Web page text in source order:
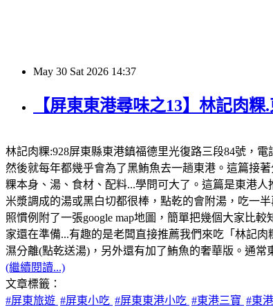
May 30 Sat 2026 14:37
【屏東東港尋味之13】林記肉
林記肉粿:928屏東縣東港鎮福德里光復路三段84號，
然後就每年都幾乎會為了黑鮪魚去一趟東港。這篇接
粿本身、湯、食材、配料...學問可大了。這篇是東港
米漿調成的湯或黑白切都很棒，點乾的會附湯，吃一半
照慣例附了一張google map地圖，簡單把幾個大家比
家還在準備...有趣的是老闆直接推薦我們來吃「林記
濕分離(點乾送湯)，另外還有加了鮪魚的奢華版。通
(繼續閱讀...)
文章標籤：
#屏東旅遊 #屏東小吃 #屏東東港小吃 #東港三寶 #東